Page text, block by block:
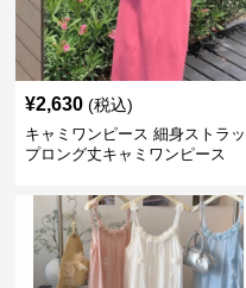
¥2,630 (税込)
キャミワンピース 細身ストラッ
プロング丈キャミワンピース